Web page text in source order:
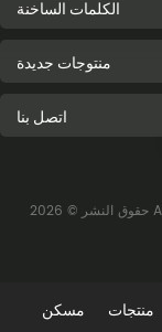
الكلمات الساخنة
منتوجات جديدة
اتصل بنا
حقوق النشر © 2026 Anhui Baishengmei Industrial Co., Ltd..كل الحقوق
مسكن منتجات